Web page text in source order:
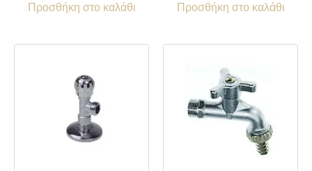
Προσθήκη στο καλάθι Προσθήκη στο καλάθι